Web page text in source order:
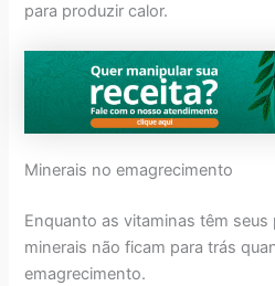
para produzir calor.
Minerais no emagrecimento
Enquanto as vitaminas têm
minerais não ficam para trás
emagrecimento.